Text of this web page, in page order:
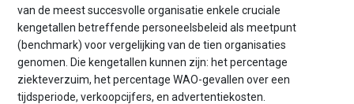
van de meest succesvolle organisatie enkele cruciale
kengetallen betreffende personeelsbeleid als meetpunt
(benchmark) voor vergelijking van de tien organisaties
genomen. Die kengetallen kunnen zijn: het percentage
ziekteverzuim, het percentage WAO-gevallen over een
tijdsperiode, verkoopcijfers, en advertentiekosten.